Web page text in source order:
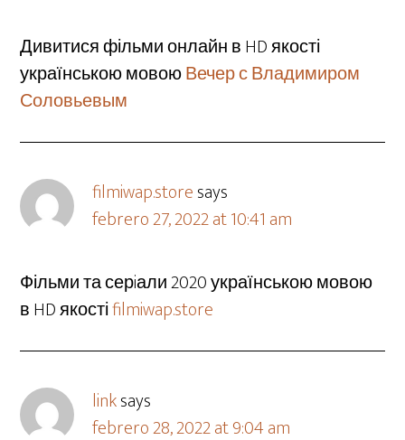
Дивитися фільми онлайн в HD якості
українською мовоюВечер с Владимиром
Соловьевым
filmiwap.storesays
febrero 27, 2022 at 10:41 am
Фільми та серiали 2020 українською мовою
в HD якостіfilmiwap.store
linksays
febrero 28, 2022 at 9:04 am